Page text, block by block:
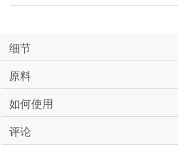
细节
原料
如何使用
评论